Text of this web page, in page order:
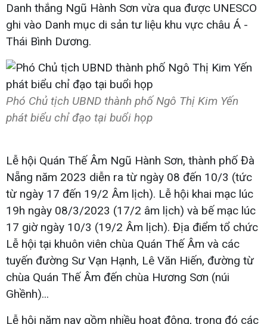
Danh thắng Ngũ Hành Sơn vừa qua được UNESCO
ghi vào Danh mục di sản tư liệu khu vực châu Á -
Thái Bình Dương.
Phó Chủ tịch UBND thành phố Ngô Thị Kim Yến
phát biểu chỉ đạo tại buổi họp
Lễ hội Quán Thế Âm Ngũ Hành Sơn, thành phố Đà
Nẵng năm 2023 diễn ra từ ngày 08 đến 10/3 (tức
từ ngày 17 đến 19/2 Âm lịch). Lễ hội khai mạc lúc
19h ngày 08/3/2023 (17/2 âm lịch) và bế mạc lúc
17 giờ ngày 10/3 (19/2 Âm lịch). Địa điểm tổ chức
Lễ hội tại khuôn viên chùa Quán Thế Âm và các
tuyến đường Sư Vạn Hạnh, Lê Văn Hiến, đường từ
chùa Quán Thế Âm đến chùa Hương Sơn (núi
Ghềnh)...
Lễ hội năm nay gồm nhiều hoạt động, trong đó các